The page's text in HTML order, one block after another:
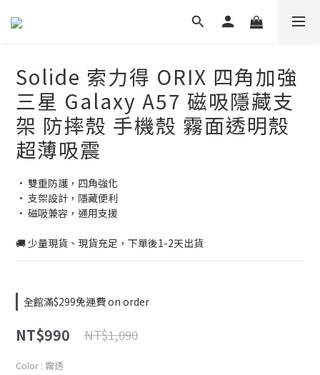
Solide 索力得 ORIX 四角加強
三星 Galaxy A57 磁吸隱藏支
架 防摔殼 手機殼 霧面透明殼
超薄吸震
• 雙重防護，四角強化
• 支架設計，隱藏便利
• 磁吸兼容，通用支援
🚚 少量現貨、現貨充足，下單後1-2天出貨
全館滿$299免運費 on order
NT$990 NT$1,090
Color : 霧透